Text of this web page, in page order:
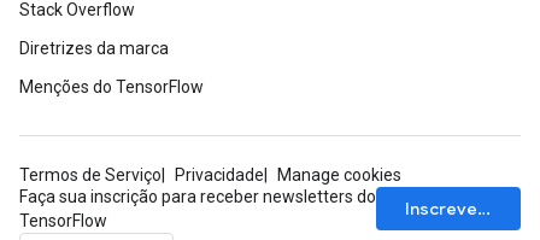
Stack Overflow
Diretrizes da marca
Menções do TensorFlow
Termos de Serviço Privacidade
Manage cookies
Faça sua inscrição para receber newsletters do
TensorFlow
Inscrever-se